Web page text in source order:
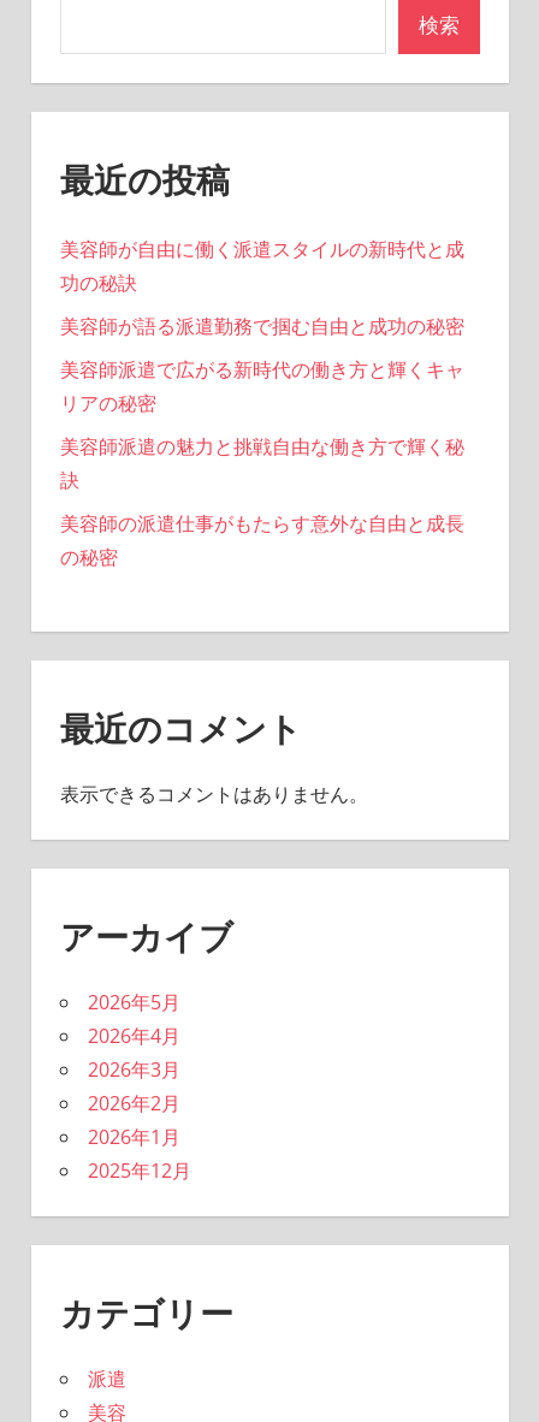
検索
最近の投稿
美容師が自由に働く派遣スタイルの新時代と成
功の秘訣
美容師が語る派遣勤務で掴む自由と成功の秘密
美容師派遣で広がる新時代の働き方と輝くキャ
リアの秘密
美容師派遣の魅力と挑戦自由な働き方で輝く秘
訣
美容師の派遣仕事がもたらす意外な自由と成長
の秘密
最近のコメント
表示できるコメントはありません。
アーカイブ
2026年5月
2026年4月
2026年3月
2026年2月
2026年1月
2025年12月
カテゴリー
派遣
美容